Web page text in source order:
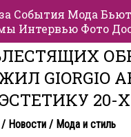
События Мода
Интервью Фото
GIORGIO
20-
/ Новости / Мода и стиль